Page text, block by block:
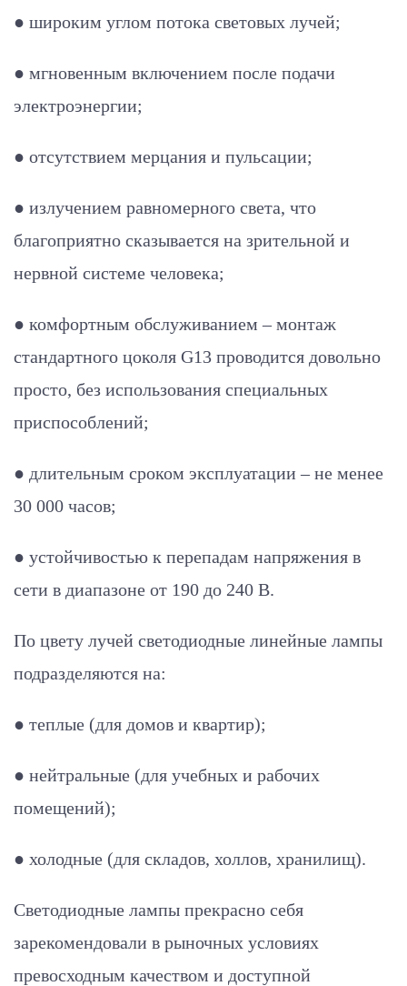
● широким углом потока световых лучей;
● мгновенным включением после подачи
электроэнергии;
● отсутствием мерцания и пульсации;
● излучением равномерного света, что
благоприятно сказывается на зрительной и
нервной системе человека;
● комфортным обслуживанием – монтаж
стандартного цоколя G13 проводится довольно
просто, без использования специальных
приспособлений;
● длительным сроком эксплуатации – не менее
30 000 часов;
● устойчивостью к перепадам напряжения в
сети в диапазоне от 190 до 240 В.
По цвету лучей светодиодные линейные лампы
подразделяются на:
● теплые (для домов и квартир);
● нейтральные (для учебных и рабочих
помещений);
● холодные (для складов, холлов, хранилищ).
Светодиодные лампы прекрасно себя
зарекомендовали в рыночных условиях
превосходным качеством и доступной